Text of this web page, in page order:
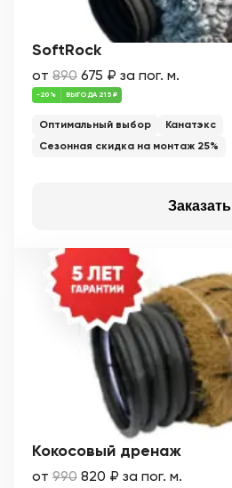
SoftRock
от 890 675 ₽ за пог. м.
-20% ВЫГОДА 215 ₽
Оптимальный выбор
Канатэкс
Сезонная скидка на монтаж 25%
Заказать
Кокосовый дренаж
от 990 820 ₽ за пог. м.